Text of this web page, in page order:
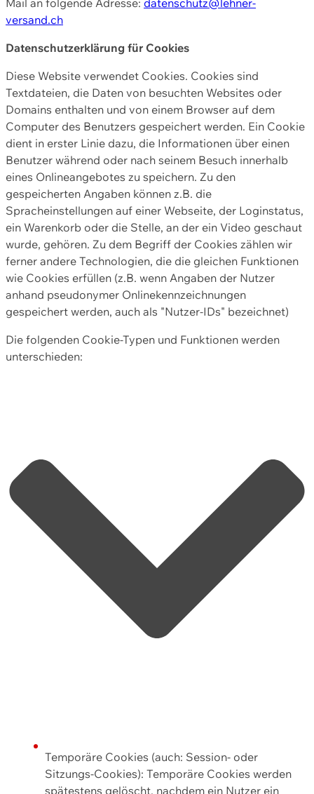
versand.ch
Datenschutzerklärung für Cookies
Diese Website verwendet Cookies. Cookies sind
Textdateien, die Daten von besuchten Websites oder
Domains enthalten und von einem Browser auf dem
Computer des Benutzers gespeichert werden. Ein Cookie
dient in erster Linie dazu, die Informationen über einen
Benutzer während oder nach seinem Besuch innerhalb
eines Onlineangebotes zu speichern. Zu den
gespeicherten Angaben können z.B. die
Spracheinstellungen auf einer Webseite, der Loginstatus,
ein Warenkorb oder die Stelle, an der ein Video geschaut
wurde, gehören. Zu dem Begriff der Cookies zählen wir
ferner andere Technologien, die die gleichen Funktionen
wie Cookies erfüllen (z.B. wenn Angaben der Nutzer
anhand pseudonymer Onlinekennzeichnungen
gespeichert werden, auch als "Nutzer-IDs" bezeichnet)
Die folgenden Cookie-Typen und Funktionen werden
unterschieden:
Temporäre Cookies (auch: Session- oder
Sitzungs-Cookies): Temporäre Cookies werden
spätestens gelöscht, nachdem ein Nutzer ein